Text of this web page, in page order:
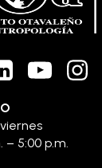
– 5:00 p.m.